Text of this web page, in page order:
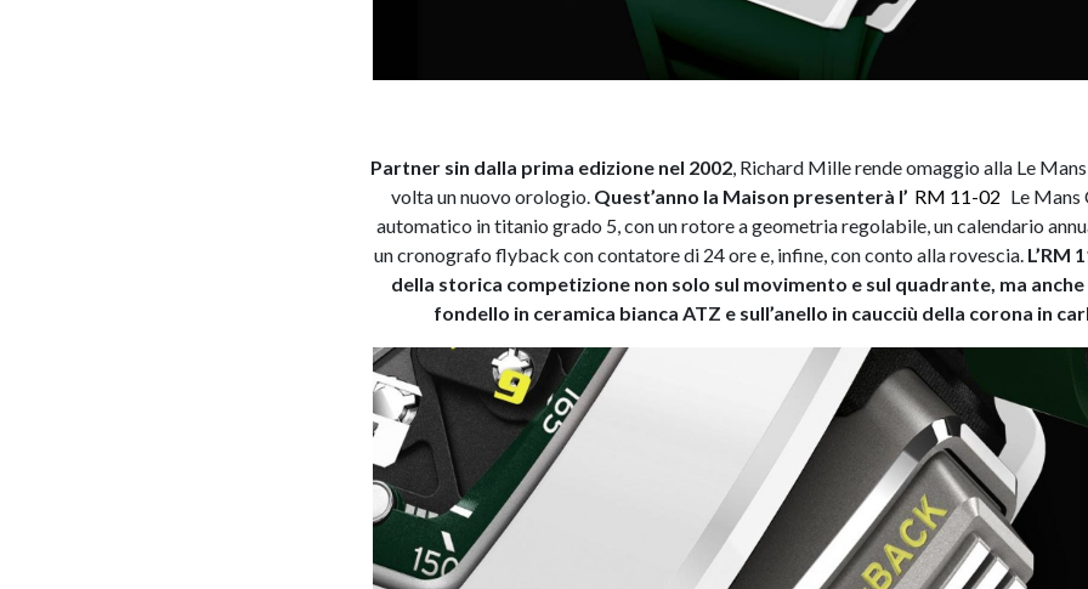
Partner sin dalla prima edizione nel 2002 , Richard Mille rende omaggio alla Le
volta un nuovo orologio. Quest’anno la Maison presenterà l’ RM 11-02 Le Mans
automatico in titanio grado 5, con un rotore a geometria regolabile, un calendario
un cronografo flyback con contatore di 24 ore e, infine, con conto alla rovescia. L’RM
della storica competizione non solo sul movimento e sul quadrante, ma
fondello in ceramica bianca ATZ e sull’anello in caucciù della corona in